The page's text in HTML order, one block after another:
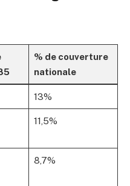
% de couverture
nationale
13%
11,5%
8,7%